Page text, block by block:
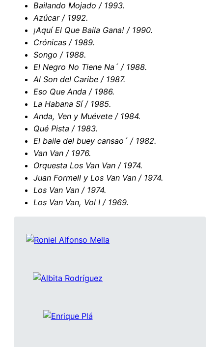
Bailando Mojado / 1993.
Azúcar / 1992.
¡Aquí El Que Baila Gana! / 1990.
Crónicas / 1989.
Songo / 1988.
El Negro No Tiene Na´ / 1988.
Al Son del Caribe / 1987.
Eso Que Anda / 1986.
La Habana Sí / 1985.
Anda, Ven y Muévete / 1984.
Qué Pista / 1983.
El baile del buey cansao´ / 1982.
Van Van / 1976.
Orquesta Los Van Van / 1974.
Juan Formell y Los Van Van / 1974.
Los Van Van / 1974.
Los Van Van, Vol I / 1969.